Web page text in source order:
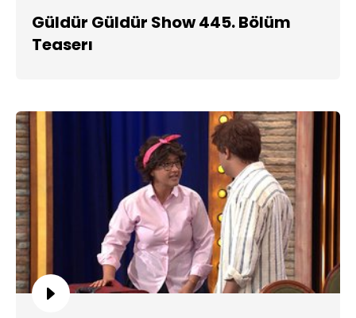
Güldür Güldür Show 445. Bölüm
Teaserı